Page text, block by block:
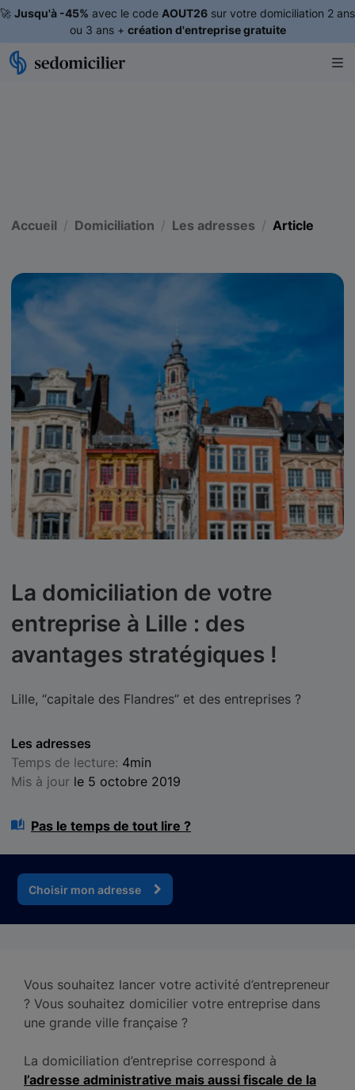
🚀 Jusqu'à -45% avec le code AOUT26 sur votre domiciliation 2 ans
ou 3 ans + création d'entreprise gratuite
Accueil Domiciliation Les adresses Article
La domiciliation de votre
entreprise à Lille : des
avantages stratégiques !
Lille, “capitale des Flandres” et des entreprises ?
Les adresses
Temps de lecture: 4min
Mis à jour le 5 octobre 2019
Pas le temps de tout lire ?
Choisir mon adresse
Vous souhaitez lancer votre activité d’entrepreneur
? Vous souhaitez domicilier votre entreprise dans
une grande ville française ?
La domiciliation d’entreprise correspond à
l’adresse administrative mais aussi fiscale de la